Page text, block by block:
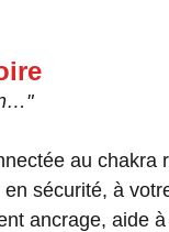
au chakra
sécurité, à
ancrage, aide